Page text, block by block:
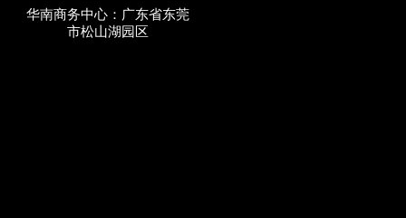
华南商务中心：广东省东莞
市松山湖园区